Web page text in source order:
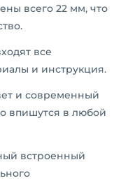
всего 22 мм, что
все
и инструкция.
и современный
впишутся в любой
встроенный